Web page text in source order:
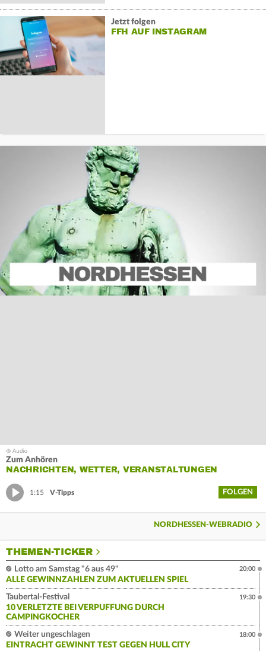
Jetzt folgen
FFH AUF INSTAGRAM
Zum Anhören
NACHRICHTEN, WETTER, VERANSTALTUNGEN
1:15 V-Tipps FOLGEN
NORDHESSEN-WEBRADIO
THEMEN-TICKER
Lotto am Samstag "6 aus 49"
ALLE GEWINNZAHLEN ZUM AKTUELLEN SPIEL
20:00
Taubertal-Festival
10 VERLETZTE BEI VERPUFFUNG DURCH
CAMPINGKOCHER
19:30
Weiter ungeschlagen
EINTRACHT GEWINNT TEST GEGEN HULL CITY
18:00